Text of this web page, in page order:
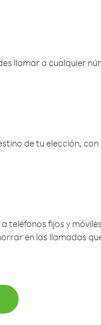
llamar a cualquier
de tu elección,
teléfonos fijos y
en las llamadas